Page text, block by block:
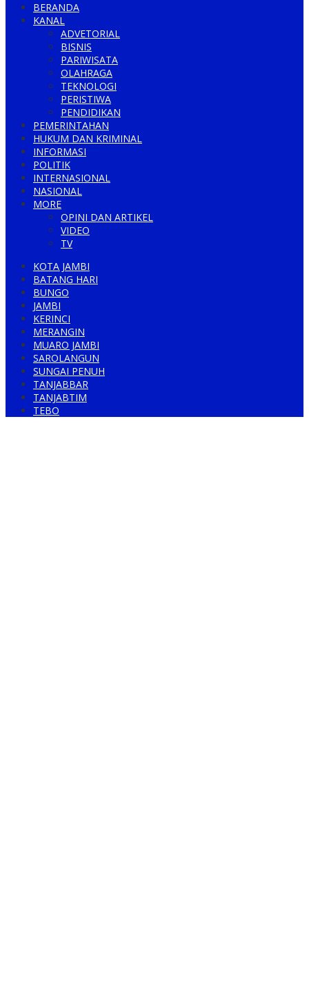
BERANDA
KANAL
ADVETORIAL
BISNIS
PARIWISATA
OLAHRAGA
TEKNOLOGI
PERISTIWA
PENDIDIKAN
PEMERINTAHAN
HUKUM DAN KRIMINAL
INFORMASI
POLITIK
INTERNASIONAL
NASIONAL
MORE
OPINI DAN ARTIKEL
VIDEO
TV
KOTA JAMBI
BATANG HARI
BUNGO
JAMBI
KERINCI
MERANGIN
MUARO JAMBI
SAROLANGUN
SUNGAI PENUH
TANJABBAR
TANJABTIM
TEBO